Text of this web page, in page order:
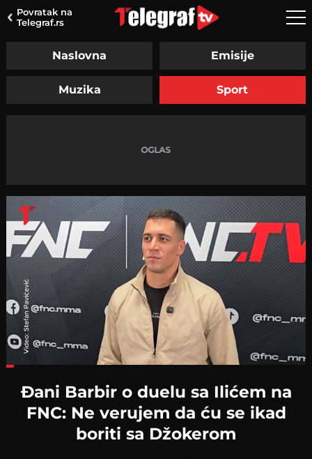
Povratak na
Telegraf.rs
Naslovna Emisije
Muzika Sport
Đani Barbir o duelu sa Ilićem na
FNC: Ne verujem da ću se ikad
boriti sa Džokerom